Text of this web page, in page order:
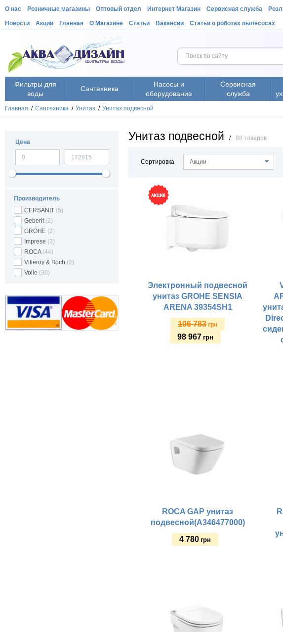
О нас Розничные магазины Оптовый отдел Интернет Магазин Сервисная служба
Новости Акции Главная О Магазине Статьи Вакансии Статьи о роботах пылесосах
Фильтры для
воды
Сантехника
Насосы и
оборудование
Сервисная
служба
Главная / Сантехника / Унитаз / Унитаз подвесной
Цена
Производитель
CERSANIT (5)
Geberit (2)
GROHE (2)
Imprese (3)
ROCA (44)
Villeroy & Boch (2)
Volle (30)
Унитаз подвесной / 88 товаров
Сортировка Акции
Электронный подвесной
унитаз GROHE SENSIA
ARENA 39354SH1
106 783 грн
98 967 грн
ROCA GAP унитаз
подвесной(A346477000)
4 780 грн